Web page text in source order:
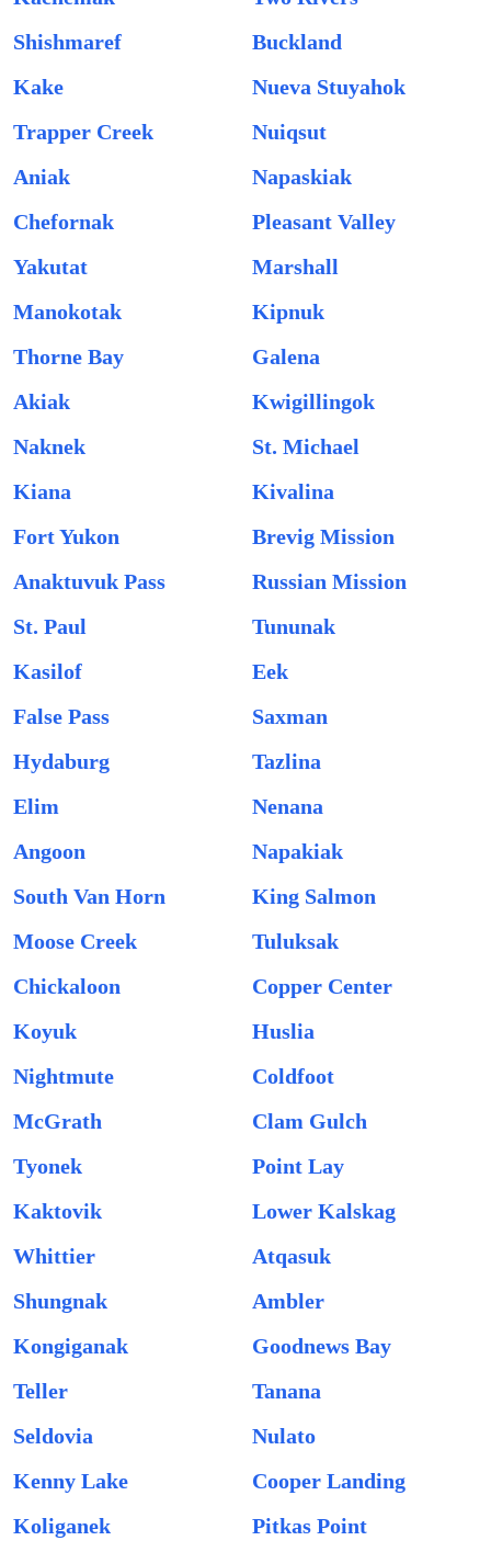
Shishmaref
Buckland
Kake
Nueva Stuyahok
Trapper Creek
Nuiqsut
Aniak
Napaskiak
Chefornak
Pleasant Valley
Yakutat
Marshall
Manokotak
Kipnuk
Thorne Bay
Galena
Akiak
Kwigillingok
Naknek
St. Michael
Kiana
Kivalina
Fort Yukon
Brevig Mission
Anaktuvuk Pass
Russian Mission
St. Paul
Tununak
Kasilof
Eek
False Pass
Saxman
Hydaburg
Tazlina
Elim
Nenana
Angoon
Napakiak
South Van Horn
King Salmon
Moose Creek
Tuluksak
Chickaloon
Copper Center
Koyuk
Huslia
Nightmute
Coldfoot
McGrath
Clam Gulch
Tyonek
Point Lay
Kaktovik
Lower Kalskag
Whittier
Atqasuk
Shungnak
Ambler
Kongiganak
Goodnews Bay
Teller
Tanana
Seldovia
Nulato
Kenny Lake
Cooper Landing
Koliganek
Pitkas Point